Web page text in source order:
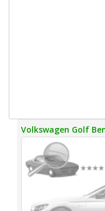
Volkswagen Golf